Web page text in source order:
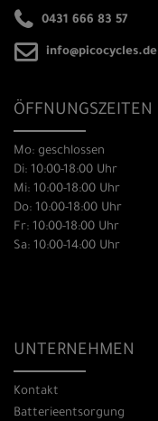
0431 666 83 57
info@picocycles.de
ÖFFNUNGSZEITEN
Mo: geschlossen
Di: 10:00-18:00 Uhr
Mi: 10:00-18:00 Uhr
Do: 10:00-18:00 Uhr
Fr: 10:00-18:00 Uhr
Sa: 10:00-14:00 Uhr
UNTERNEHMEN
Kontakt
Batterieentsorgung